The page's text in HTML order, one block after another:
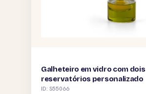
Galheteiro em vidro com dois
reservatórios personalizado
ID: S55066